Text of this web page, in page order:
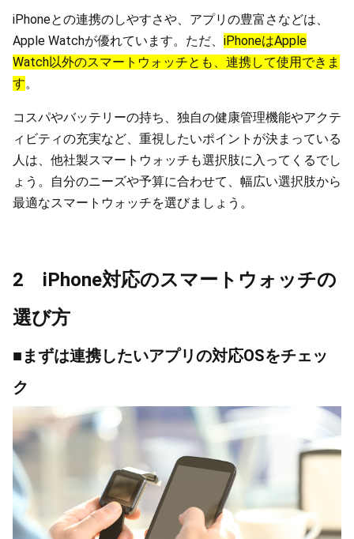
iPhoneとの連携のしやすさや、アプリの豊富さなどは、
Apple Watchが優れています。ただ、 iPhoneはApple
Watch以外のスマートウォッチとも、連携して使用できま
す。
コスパやバッテリーの持ち、独自の健康管理機能やアクテ
ィビティの充実など、重視したいポイントが決まっている
人は、他社製スマートウォッチも選択肢に入ってくるでし
ょう。自分のニーズや予算に合わせて、幅広い選択肢から
最適なスマートウォッチを選びましょう。
2 iPhone対応のスマートウォッチの
選び方
■まずは連携したいアプリの対応OSをチェッ
ク